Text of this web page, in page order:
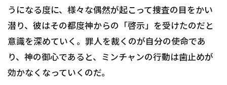
うになる度に、様々な偶然が起こって捜査の目をかい
潜り、彼はその都度神からの「啓示」を受けたのだと
意識を深めていく。罪人を裁くのが自分の使命であ
り、神の御心であると、ミンチャンの行動は歯止めが
効かなくなっていくのだ。